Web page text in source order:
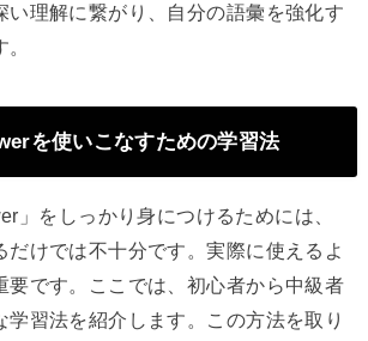
い理解に繋がり、自分の語彙を強化す
を使いこなすための学習法
」をしっかり身につけるためには、
だけでは不十分です。実際に使えるよ
要です。ここでは、初心者から中級者
学習法を紹介します。この方法を取り